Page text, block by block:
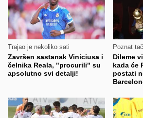
Trajao je nekoliko sati
Završen sastanak Viniciusa i
čelnika Reala, "procurili" su
apsolutno svi detalji!
Poznat
Dileme
kada će
postati